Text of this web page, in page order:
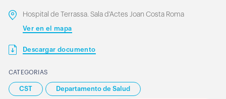
Hospital de Terrassa. Sala d'Actes Joan Costa Roma
Ver en el mapa
Descargar documento
CATEGORIAS
CST Departamento de Salud